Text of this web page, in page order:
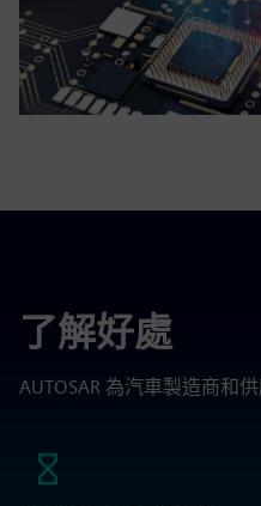
了解好處
AUTOSAR 為汽車製造商和